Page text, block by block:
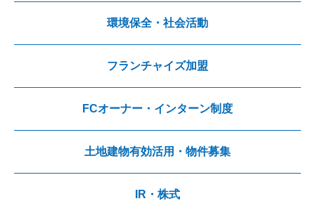
環境保全・社会活動
フランチャイズ加盟
FCオーナー・インターン制度
土地建物有効活用・物件募集
IR・株式